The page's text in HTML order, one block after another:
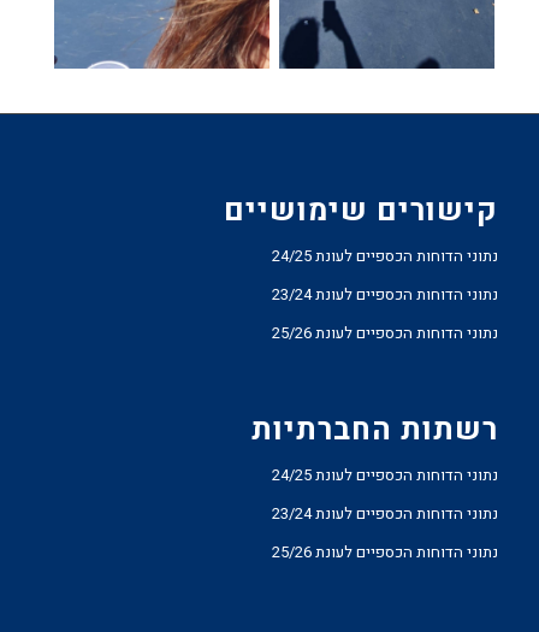
קישורים שימושיים
נתוני הדוחות הכספיים לעונת 24/25
נתוני הדוחות הכספיים לעונת 23/24
נתוני הדוחות הכספיים לעונת 25/26
רשתות החברתיות
נתוני הדוחות הכספיים לעונת 24/25
נתוני הדוחות הכספיים לעונת 23/24
נתוני הדוחות הכספיים לעונת 25/26